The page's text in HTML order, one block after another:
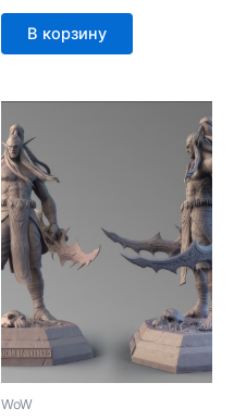
В корзину
WoW